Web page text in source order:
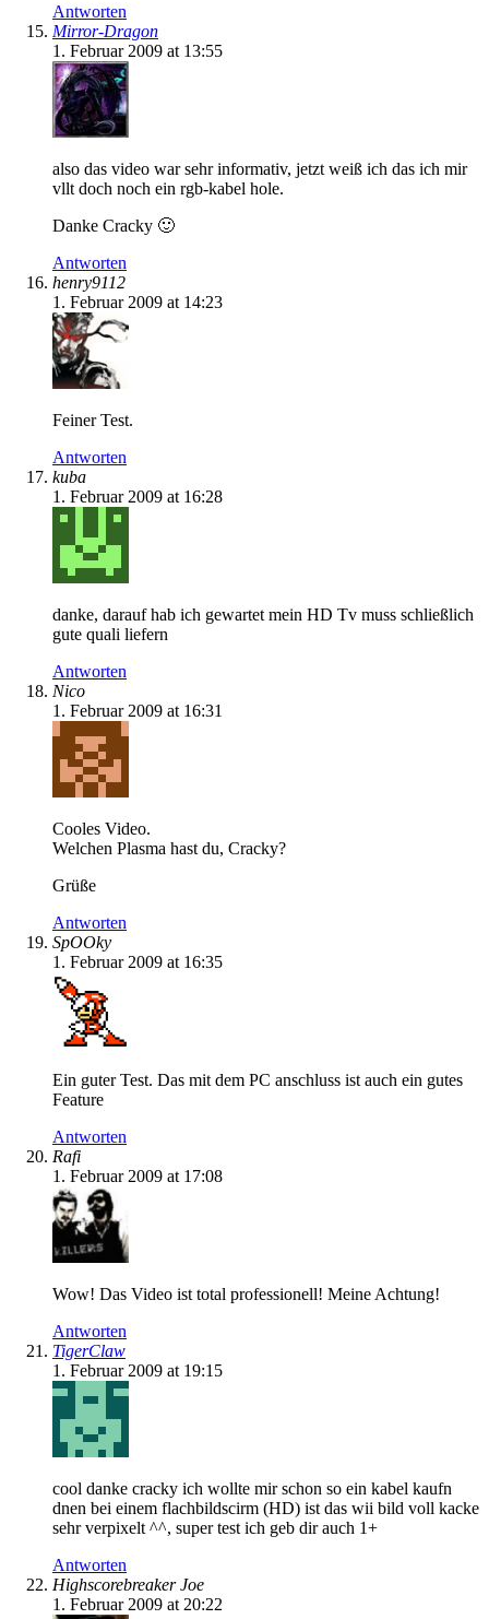
Antworten
Mirror-Dragon
1. Februar 2009 at 13:55
also das video war sehr informativ, jetzt weiß ich das ich mir
vllt doch noch ein rgb-kabel hole.
Danke Cracky 🙂
Antworten
henry9112
1. Februar 2009 at 14:23
Feiner Test.
Antworten
kuba
1. Februar 2009 at 16:28
danke, darauf hab ich gewartet mein HD Tv muss schließlich
gute quali liefern
Antworten
Nico
1. Februar 2009 at 16:31
Cooles Video.
Welchen Plasma hast du, Cracky?
Grüße
Antworten
SpOOky
1. Februar 2009 at 16:35
Ein guter Test. Das mit dem PC anschluss ist auch ein gutes
Feature
Antworten
Rafi
1. Februar 2009 at 17:08
Wow! Das Video ist total professionell! Meine Achtung!
Antworten
TigerClaw
1. Februar 2009 at 19:15
cool danke cracky ich wollte mir schon so ein kabel kaufn
dnen bei einem flachbildscirm (HD) ist das wii bild voll kacke
sehr verpixelt ^^, super test ich geb dir auch 1+
Antworten
Highscorebreaker Joe
1. Februar 2009 at 20:22